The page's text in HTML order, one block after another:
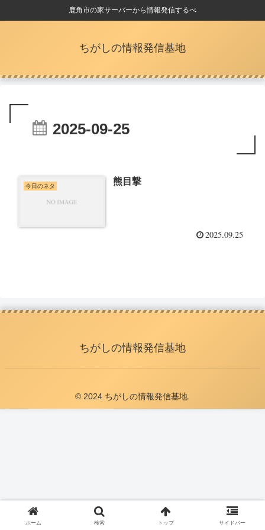
鹿角市の家サーバーから情報発信するべ
ちがしの情報発信基地
2025-09-25
今日のネタ 熊目撃
2025.09.25
ちがしの情報発信基地
© 2024 ちがしの情報発信基地.
ホーム 検索 トップ サイドバー